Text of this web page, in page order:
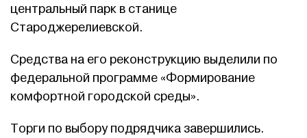
центральный парк в станице
Староджерелиевской.
Средства на его реконструкцию выделили по
федеральной программе «Формирование
комфортной городской среды».
Торги по выбору подрядчика завершились.